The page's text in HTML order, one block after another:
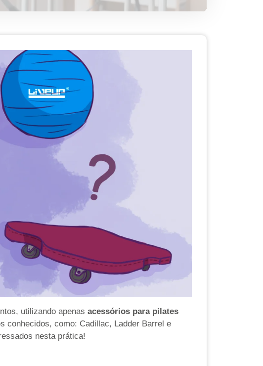
utilizando apenas acessórios para pilates
conhecidos, como: Cadillac, Ladder Barrel e
nesta prática!